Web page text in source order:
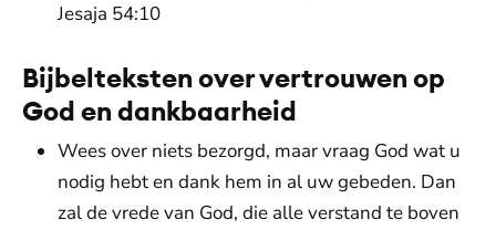
Jesaja 54:10
Bijbelteksten over vertrouwen op
God en dankbaarheid
Wees over niets bezorgd, maar vraag God wat u
nodig hebt en dank hem in al uw gebeden. Dan
zal de vrede van God, die alle verstand te boven